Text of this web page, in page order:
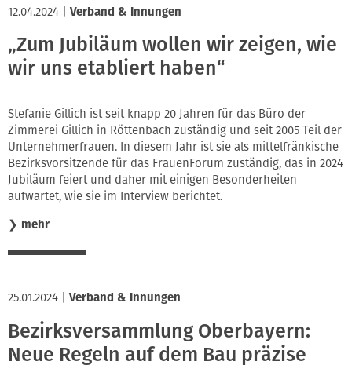
12.04.2024 Verband & Innungen
„Zum Jubiläum wollen wir zeigen, wie
wir uns etabliert haben“
Stefanie Gillich ist seit knapp 20 Jahren für das Büro der
Zimmerei Gillich in Röttenbach zuständig und seit 2005 Teil der
Unternehmerfrauen. In diesem Jahr ist sie als mittelfränkische
Bezirksvorsitzende für das FrauenForum zuständig, das in 2024
Jubiläum feiert und daher mit einigen Besonderheiten
aufwartet, wie sie im Interview berichtet.
❯ mehr
25.01.2024 Verband & Innungen
Bezirksversammlung Oberbayern:
Neue Regeln auf dem Bau präzise